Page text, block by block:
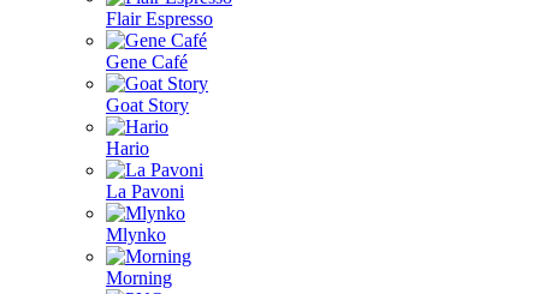
Flair Espresso
Gene Café
Goat Story
Hario
La Pavoni
Mlynko
Morning